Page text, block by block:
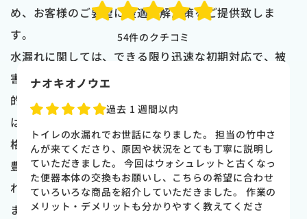
め、お客様のご要望に最適な解決策をご提供致しま
す。
水漏れに関しては、できる限り迅速な初期対応で、被
害を最小限に止めることが重要になり、そのためには
的確な状況把握と最適なアプローチが必須です。弊社
は、大阪市水道局指定業者として、高い技術を適正価
格でお届けし、お喜び頂いておりますので、是非経験
豊富なスタッフによる高品質なサービスをお選び頂け
ればと思います。
また、作業の前には、明確な見積もりと修理作業内容
54件のクチコミ
naoki higasi
1 か月前
トイレの水漏れがあり来ていただきました。水漏れ箇
所もすぐに判明しました。10数年使用していた一体型
のトイレだった為使いやすさ等しっかりと説明してい
ただき交換する事になりました。正直痛い出費でした
が発見が早かったので壁や床の工事を考えるとまだ費
用は抑えれました。今回担当して頂いた竹中さんは人